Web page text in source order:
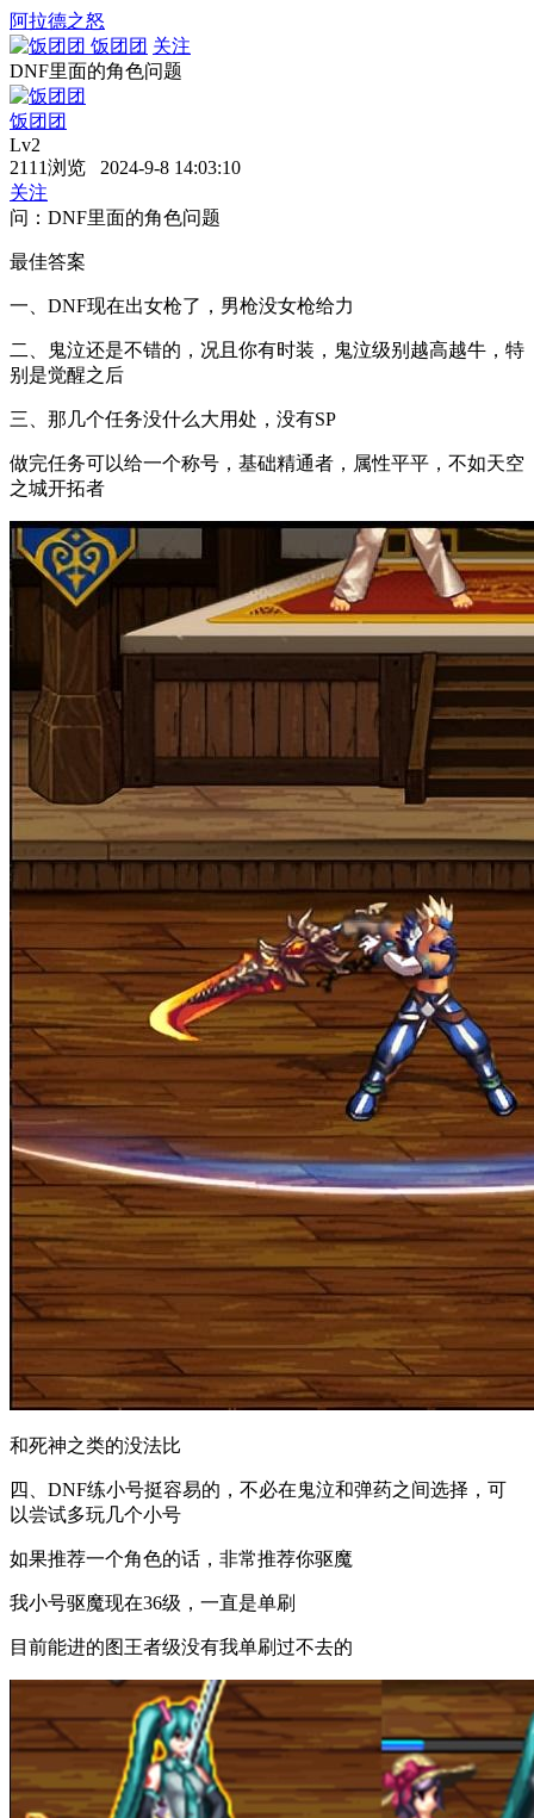
阿拉德之怒
饭团团 关注
DNF里面的角色问题
饭团团
Lv2
2111浏览 2024-9-8 14:03:10
关注
问：DNF里面的角色问题
最佳答案
一、DNF现在出女枪了，男枪没女枪给力
二、鬼泣还是不错的，况且你有时装，鬼泣级别越高越牛，特
别是觉醒之后
三、那几个任务没什么大用处，没有SP
做完任务可以给一个称号，基础精通者，属性平平，不如天空
之城开拓者
和死神之类的没法比
四、DNF练小号挺容易的，不必在鬼泣和弹药之间选择，可
以尝试多玩几个小号
如果推荐一个角色的话，非常推荐你驱魔
我小号驱魔现在36级，一直是单刷
目前能进的图王者级没有我单刷过不去的